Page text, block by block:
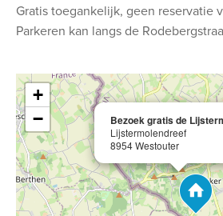
Gratis toegankelijk, geen reservatie
Parkeren kan langs de
Bezoek gratis de
Lijstermolendreef
8954 Westouter
+
−